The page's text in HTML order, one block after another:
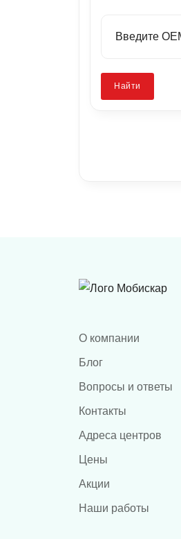
Найти
Заводские
О компании
Блог
Вопросы и ответы
Контакты
Адреса центров
Цены
Акции
Наши работы